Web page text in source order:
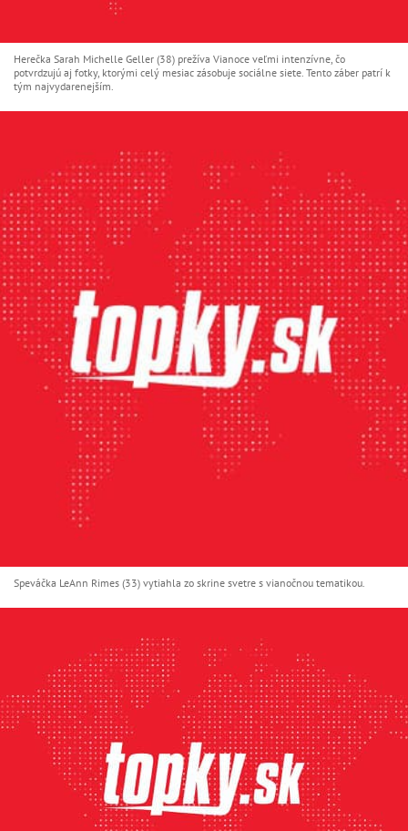
Herečka Sarah Michelle Geller (38) prežíva Vianoce veľmi intenzívne, čo
potvrdzujú aj fotky, ktorými celý mesiac zásobuje sociálne siete. Tento záber patrí k
tým najvydarenejším.
Speváčka LeAnn Rimes (33) vytiahla zo skrine svetre s vianočnou tematikou.